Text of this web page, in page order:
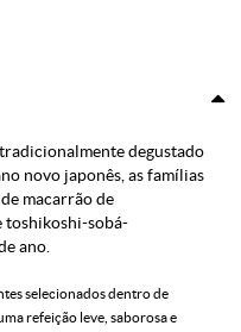
degustado
novo japonês, as famílias
macarrão de
toshikoshi-sobá-
ano.
selecionados dentro de
refeição leve, saborosa e